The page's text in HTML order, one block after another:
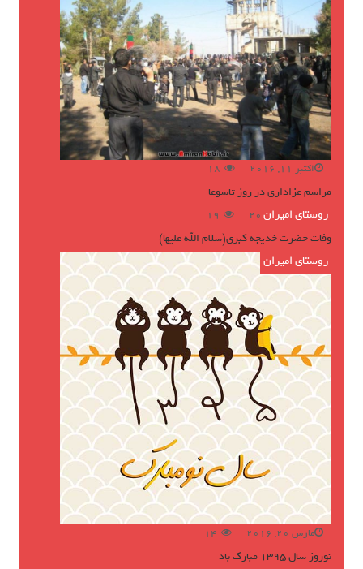
اکتبر 11, 2016 18
مراسم عزاداری در روز تاسوعا
روستای امیران
ژوئن 16, 2016 19
وفات حضرت خدیجه کبری(سلام الله علیها)
روستای امیران
مارس 20, 2016 14
نوروز سال ۱۳۹۵ مبارک باد